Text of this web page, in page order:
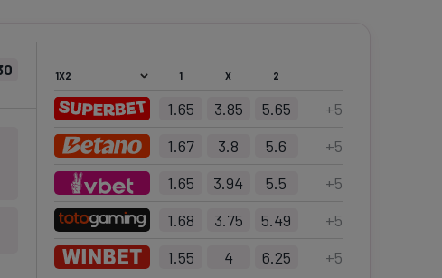
1 X 2
1.65 3.85 5.65 +5
1.67
3.8 5.6 +5
1.65
3.94 5.5 +5
1.68
3.75 5.49 +5
1.55
4 6.25 +5